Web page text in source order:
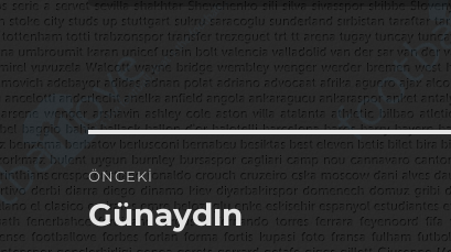
Yazı
gezinmesi
ÖNCEKI
Önceki
yazı:
Günaydın